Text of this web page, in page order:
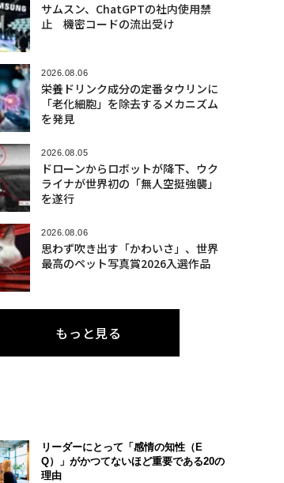
サムスン、ChatGPTの社内使用禁
止 機密コードの流出受け
2026.08.06
栄養ドリンク成分の定番タウリンに
「老化細胞」を除去するメカニズム
を発見
2026.08.05
ドローンからロボットが降下、ウク
ライナが世界初の「無人空挺強襲」
を遂行
2026.08.06
思わず吹き出す「かわいさ」、世界
最高のペット写真賞2026入選作品
もっと見る
リーダーにとって「感情の知性（E
Q）」がかつてないほど重要である20の
理由